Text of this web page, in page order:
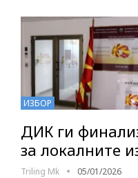
ИЗБОР
ДИК ги
за локалните
Triling Mk 05/01/2026